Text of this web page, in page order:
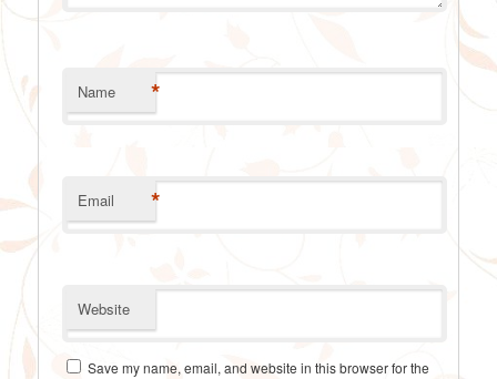
Name *
Email *
Website
Save my name, email, and website in this browser for the